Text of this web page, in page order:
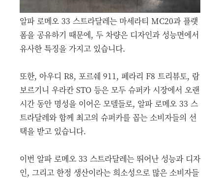
알파 로메오 33 스트라달레는 마세라티 MC20과 플랫
폼을 공유하기 때문에, 두 차량은 디자인과 성능면에서
유사한 특징을 가지고 있습니다.
또한, 아우디 R8, 포르쉐 911, 페라리 F8 트리뷰토, 람
보르기니 우라칸 STO 등은 모두 슈퍼카 시장에서 오랜
시간 동안 명성을 이어온 모델들로, 알파 로메오 33 스
트라달레와 함께 최고의 슈퍼카를 꼽는 소비자들의 선
택을 받고 있습니다.
이번 알파 로메오 33 스트라달레는 뛰어난 성능과 디자
인, 그리고 한정 생산이라는 희소성으로 많은 소비자들